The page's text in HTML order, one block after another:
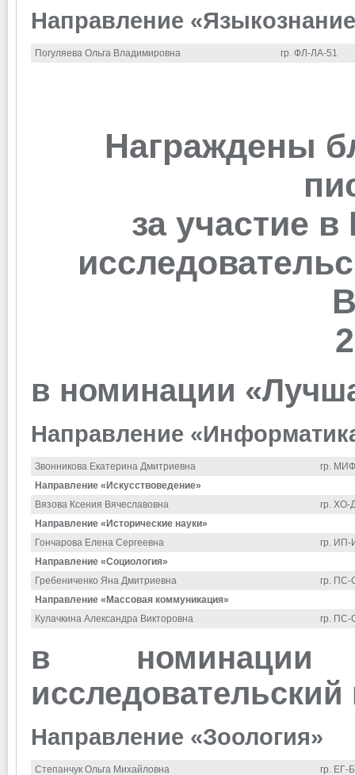
Направление
Погуляева Ольга Владимировна гр. ФЛ-ЛА-51
Награждены
за участие
в номинации
Направление
Звонникова Екатерина Дмитриевна
гр.
Направление «Искусствоведение»
Вязова Ксения Вячеславовна
гр. ХО-
Направление «Исторические науки»
Гончарова Елена Сергеевна
гр.
Направление «Социология»
Гребениченко Яна Дмитриевна
гр.
Направление «Массовая коммуникация»
Кулачкина Александра Викторовна
гр.
в номинации
исследовательский
Направление «Зоология»
Степанчук Ольга Михайловна гр. ЕГ-